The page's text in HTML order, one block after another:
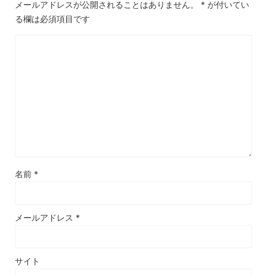
メールアドレスが公開されることはありません。 * が付いてい
る欄は必須項目です
名前 *
メールアドレス *
サイト